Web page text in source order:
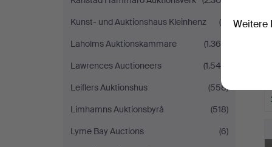
Kunst- und Auktionshaus Kleinhenz
(9)
Laholms Auktionskammare
(1.364)
Lawrences Auctioneers
(1.546)
Leiflers Auktionshus
(558)
Limhamns Auktionsbyrå
(518)
Lyme Bay Auctions
(6)
Weitere